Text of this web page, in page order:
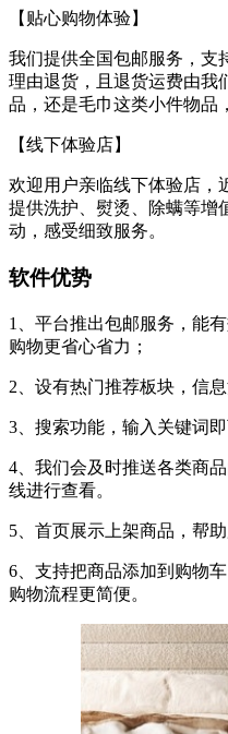
【贴心购物体验】
我们提供全国包邮服务，支
理由退货，且退货运费由我
品，还是毛巾这类小件物品
【线下体验店】
欢迎用户亲临线下体验店，
提供洗护、熨烫、除螨等增
动，感受细致服务。
软件优势
1、平台推出包邮服务，能
购物更省心省力；
2、设有热门推荐板块，信
3、搜索功能，输入关键词
4、我们会及时推送各类商
线进行查看。
5、首页展示上架商品，帮
6、支持把商品添加到购物
购物流程更简便。